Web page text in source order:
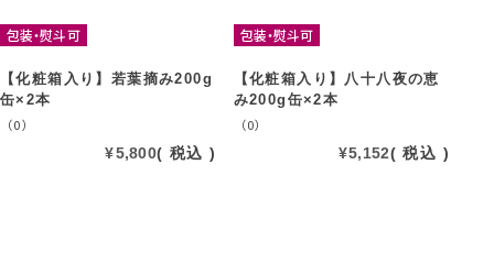
包装・熨斗可
【化粧箱入り】若葉摘み200g
缶×2本
（0）
¥5,800 税込
包装・熨斗可
【化粧箱入り】八十八夜の恵
み200g缶×2本
（0）
¥5,152 税込